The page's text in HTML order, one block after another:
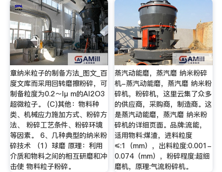
章纳米粒子的制备方法_图文_百
度文库而采用回转磨擦粉碎，可
制备粒度为0.2～lμ m的Al2O3
超微粒子。 (C)其他：物料种
类、机械应力施加方式、粉碎方
法、 粉碎工艺条件、粉碎环境
等因素。 6、几种典型的纳米粉
碎技术 （1）球磨 原理：利用
介质和物料之间的相互研磨和冲
击使 物料粒子粉碎。
蒸汽动能磨，蒸汽磨 纳米粉碎
机-蒸汽动能磨，蒸汽磨 纳米粉
碎机，粉碎机，这里云集了众多
的供应商，采购商，制造商。这
是蒸汽动能磨，蒸汽磨 纳米粉
碎机的详细页面。品牌:流能，
适用物料:煤渣，进料粒度
≤:1（mm），出料粒度:0.001-
0.074（mm），粉碎程度:超细
磨机，原理:气流粉碎机。